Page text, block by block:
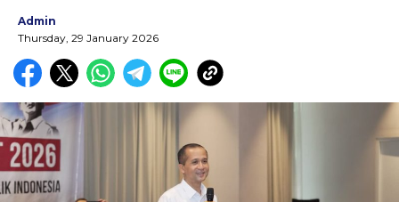
Admin
Thursday, 29 January 2026